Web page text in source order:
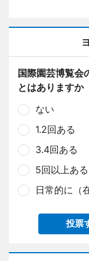
国際園芸博覧会
とはありますか
ない
1.2回ある
3.4回ある
5回以上ある
日常的に（
投票